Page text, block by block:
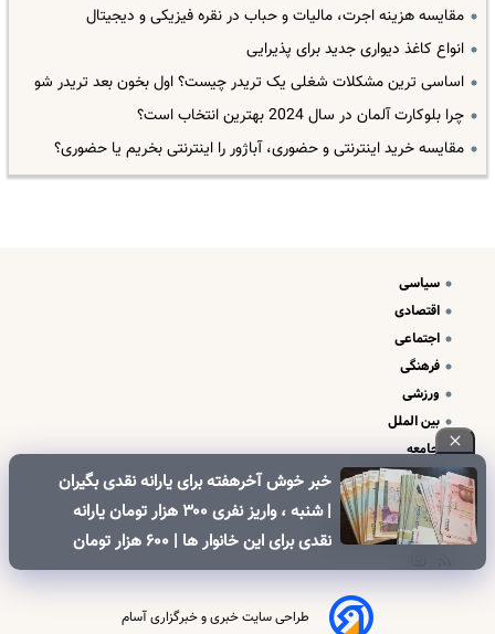
مقایسه هزینه اجرت، مالیات و حباب در نقره فیزیکی و دیجیتال
انواع کاغذ دیواری جدید برای پذیرایی
اساسی ترین مشکلات شغلی یک تریدر چیست؟ اول بخون بعد تریدر شو
چرا بلوکارت آلمان در سال 2024 بهترین انتخاب است؟
مقایسه خرید اینترنتی و حضوری، آباژور را اینترنتی بخریم یا حضوری؟
خبر خوش آخرهفته برای یارانه نقدی بگیران
| شنبه ، واریز نفری ۳۰۰ هزار تومان یارانه
نقدی برای این خانوار ها | ۶۰۰ هزار تومان
کالابرگ برای خانوارهای دارای فرزند
سیاسی
اقتصادی
اجتماعی
فرهنگی
ورزشی
بین الملل
جامعه
علم و فناوری
درباره ما
تبلیغات و تماس با ما
طراحی سایت خبری و خبرگزاری آسام